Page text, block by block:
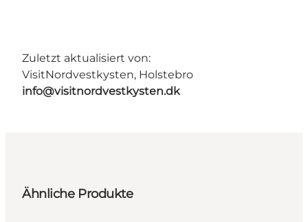
Zuletzt aktualisiert von:
VisitNordvestkysten, Holstebro
info@visitnordvestkysten.dk
Ähnliche Produkte